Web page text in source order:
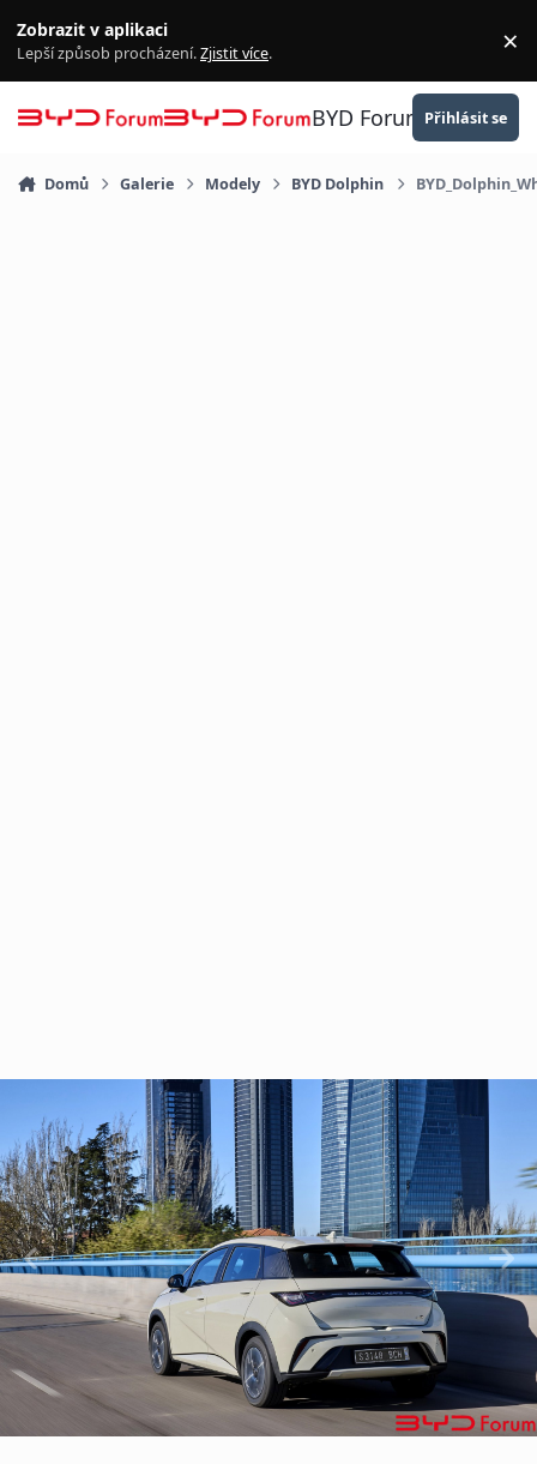
Zobrazit v aplikaci
Lepší způsob procházení.Zjistit více. ×
BYD Forum Přihlásit se
Domů Galerie Modely BYD Dolphin